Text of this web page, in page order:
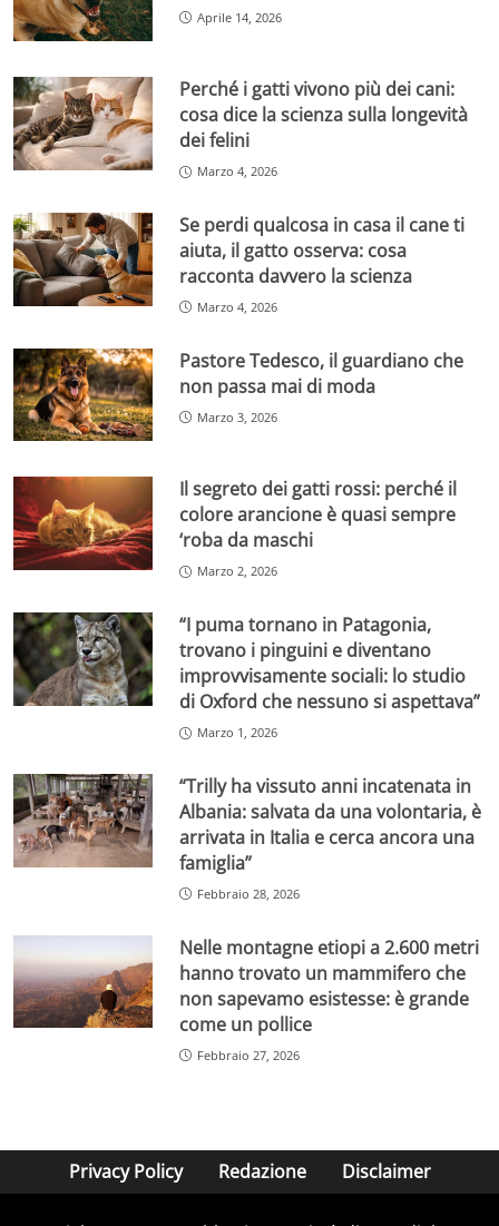
Aprile 14, 2026
Perché i gatti vivono più dei cani:
cosa dice la scienza sulla longevità
dei felini
Marzo 4, 2026
Se perdi qualcosa in casa il cane ti
aiuta, il gatto osserva: cosa
racconta davvero la scienza
Marzo 4, 2026
Pastore Tedesco, il guardiano che
non passa mai di moda
Marzo 3, 2026
Il segreto dei gatti rossi: perché il
colore arancione è quasi sempre
‘roba da maschi
Marzo 2, 2026
“I puma tornano in Patagonia,
trovano i pinguini e diventano
improvvisamente sociali: lo studio
di Oxford che nessuno si aspettava”
Marzo 1, 2026
“Trilly ha vissuto anni incatenata in
Albania: salvata da una volontaria, è
arrivata in Italia e cerca ancora una
famiglia”
Febbraio 28, 2026
Nelle montagne etiopi a 2.600 metri
hanno trovato un mammifero che
non sapevamo esistesse: è grande
come un pollice
Febbraio 27, 2026
Privacy Policy Redazione Disclaimer